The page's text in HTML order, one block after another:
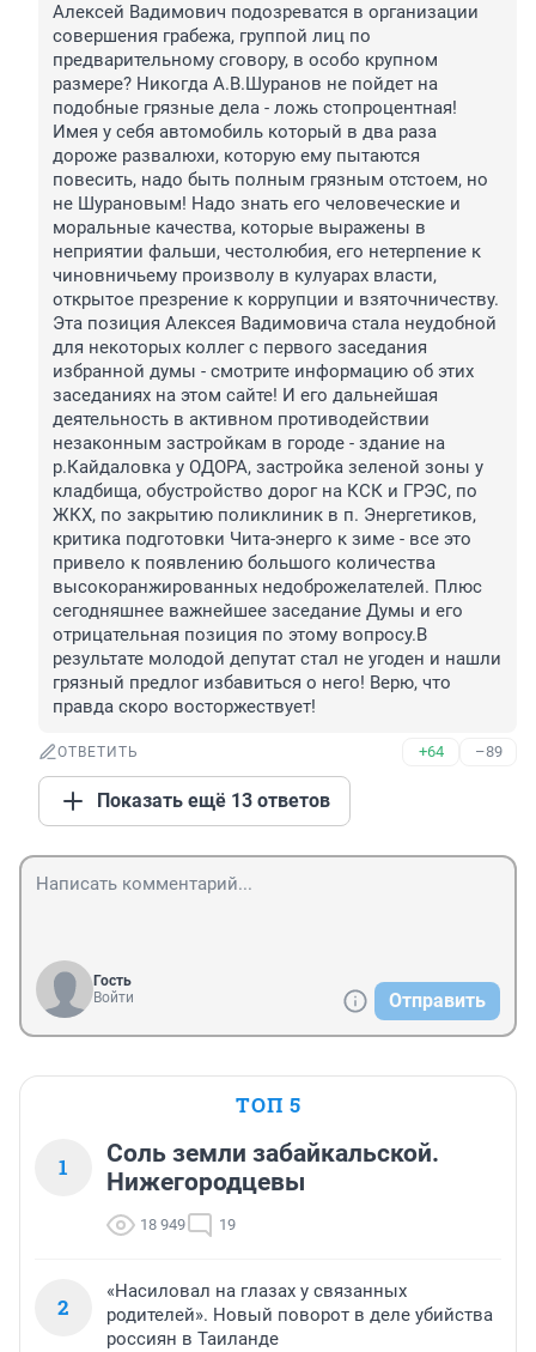
Алексей Вадимович подозреватся в организации
совершения грабежа, группой лиц по
предварительному сговору, в особо крупном
размере? Никогда А.В.Шуранов не пойдет на
подобные грязные дела - ложь стопроцентная!
Имея у себя автомобиль который в два раза
дороже развалюхи, которую ему пытаются
повесить, надо быть полным грязным отстоем, но
не Шурановым! Надо знать его человеческие и
моральные качества, которые выражены в
неприятии фальши, честолюбия, его нетерпение к
чиновничьему произволу в кулуарах власти,
открытое презрение к коррупции и взяточничеству.
Эта позиция Алексея Вадимовича стала неудобной
для некоторых коллег с первого заседания
избранной думы - смотрите информацию об этих
заседаниях на этом сайте! И его дальнейшая
деятельность в активном противодействии
незаконным застройкам в городе - здание на
р.Кайдаловка у ОДОРА, застройка зеленой зоны у
кладбища, обустройство дорог на КСК и ГРЭС, по
ЖКХ, по закрытию поликлиник в п. Энергетиков,
критика подготовки Чита-энерго к зиме - все это
привело к появлению большого количества
высокоранжированных недоброжелателей. Плюс
сегодняшнее важнейшее заседание Думы и его
отрицательная позиция по этому вопросу.В
результате молодой депутат стал не угоден и нашли
грязный предлог избавиться о него! Верю, что
правда скоро восторжествует!
ОТВЕТИТЬ +64 –89
Показать ещё 13 ответов
Гость
Войти
Отправить
ТОП 5
1
Соль земли забайкальской.
Нижегородцевы
18 949 19
2
«Насиловал на глазах у связанных
родителей». Новый поворот в деле убийства
россиян в Таиланде